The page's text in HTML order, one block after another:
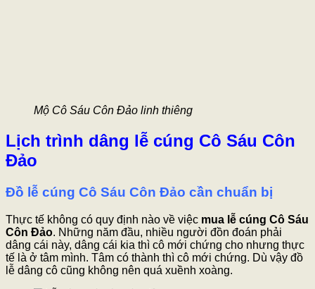
Mộ Cô Sáu Côn Đảo linh thiêng
Lịch trình dâng lễ cúng Cô Sáu Côn
Đảo
Đồ lễ cúng Cô Sáu Côn Đảo cần chuẩn bị
Thực tế không có quy định nào về việc mua lễ cúng Cô Sáu
Côn Đảo. Những năm đầu, nhiều người đồn đoán phải
dâng cái này, dâng cái kia thì cô mới chứng cho nhưng thực
tế là ở tâm mình. Tâm có thành thì cô mới chứng. Dù vậy đồ
lễ dâng cô cũng không nên quá xuềnh xoàng.